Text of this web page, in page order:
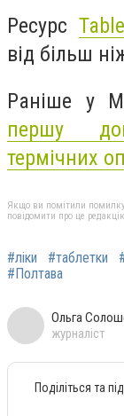
Ресурс
від більш
Раніше у
першу
термічних
Якщо ви помітили помилку,
повідомити про це
#ліки #таблетки
#Полтава
Ольга
журналіст
Поділіться та